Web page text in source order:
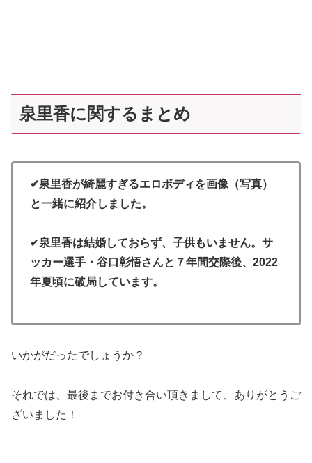
泉里香に関するまとめ
✔泉里香が綺麗すぎるエロボディを画像（写真）
と一緒に紹介しました。
✔泉里香は結婚しておらず、子供もいません。サ
ッカー選手・谷口彰悟さんと７年間交際後、2022
年夏頃に破局しています。
いかがだったでしょうか？
それでは、最後までお付き合い頂きまして、ありがとうご
ざいました！